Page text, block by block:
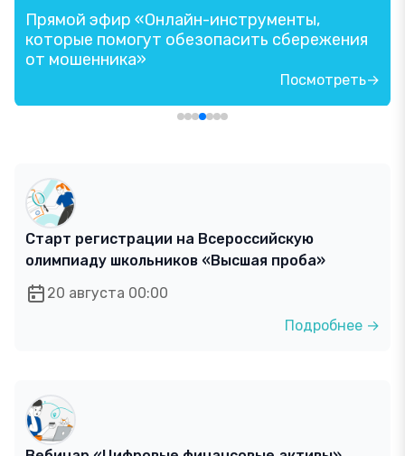
Прямой эфир «Онлайн-инструменты,
которые помогут обезопасить сбережения
от мошенника»
Посмотреть→
Старт регистрации на Всероссийскую
олимпиаду школьников «Высшая проба»
20 августа 00:00
Подробнее →